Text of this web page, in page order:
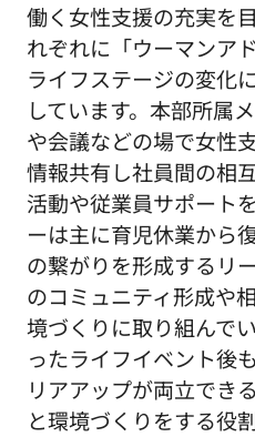
働く女性支援の充実を
れぞれに「ウーマンア
ライフステージの変化
しています。本部所属
や会議などの場で女性
情報共有し社員間の相
活動や従業員サポート
ーは主に育児休業から
の繋がりを形成するリ
のコミュニティ形成や
境づくりに取り組んで
ったライフイベント後
リアアップが両立でき
と環境づくりをする役